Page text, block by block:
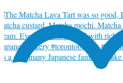
a dish many Japanese families